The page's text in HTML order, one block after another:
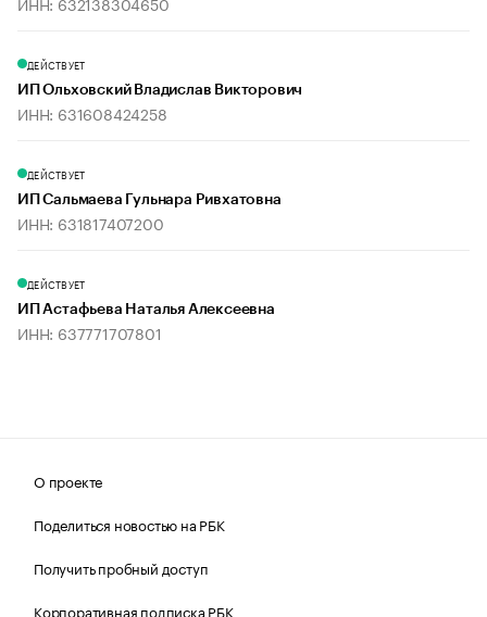
ДЕЙСТВУЕТ
ИП Ольховский Владислав Викторович
ИНН: 631608424258
ДЕЙСТВУЕТ
ИП Сальмаева Гульнара Ривхатовна
ИНН: 631817407200
ДЕЙСТВУЕТ
ИП Астафьева Наталья Алексеевна
ИНН: 637771707801
О проекте
Поделиться новостью на РБК
Получить пробный доступ
Корпоративная подписка РБК